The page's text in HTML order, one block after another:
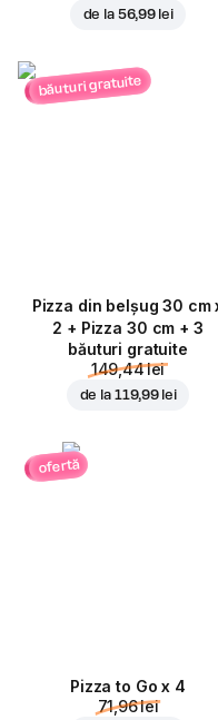
de la 56,99 lei
băuturi gratuite
Pizza din belșug 30 cm
2 + Pizza 30 cm + 3
băuturi gratuite
149,44 lei
de la 119,99 lei
ofertă
Pizza to Go x 4
71,96 lei